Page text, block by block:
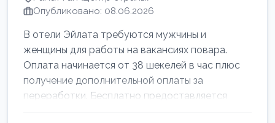
Опубликовано: 08.06.2026
В отели Эйлата требуются мужчины и
женщины для работы на вакансиях повара.
Оплата начинается от 38 шекелей в час плюс
получение дополнительной оплаты за
переработки. Бесплатно предоставляется
проживан...